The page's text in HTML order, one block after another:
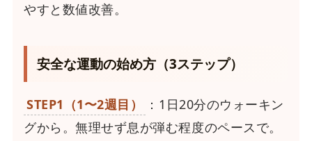
やすと数値改善。
安全な運動の始め方（3ステップ）
STEP1（1〜2週目）
：1日20分のウォーキン
グから。無理せず息が弾む程度のペースで。